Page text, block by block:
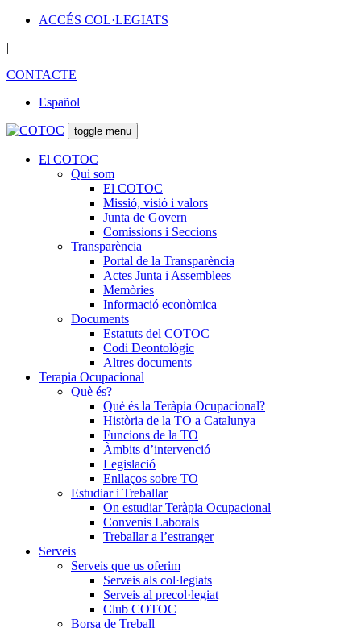
ACCÉS COL·LEGIATS
|
CONTACTE |
Español
toggle menu
El COTOC
Qui som
El COTOC
Missió, visió i valors
Junta de Govern
Comissions i Seccions
Transparència
Portal de la Transparència
Actes Junta i Assemblees
Memòries
Informació econòmica
Documents
Estatuts del COTOC
Codi Deontològic
Altres documents
Terapia Ocupacional
Què és?
Què és la Teràpia Ocupacional?
Història de la TO a Catalunya
Funcions de la TO
Àmbits d’intervenció
Legislació
Enllaços sobre TO
Estudiar i Treballar
On estudiar Teràpia Ocupacional
Convenis Laborals
Treballar a l’estranger
Serveis
Serveis que us oferim
Serveis als col·legiats
Serveis al precol·legiat
Club COTOC
Borsa de Treball